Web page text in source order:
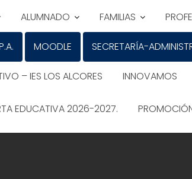
ALUMNADO FAMILIAS
MOODLE SECRETARÍA-
– IES LOS ALCORES INNOVAMOS
EDUCATIVA 2026-2027.